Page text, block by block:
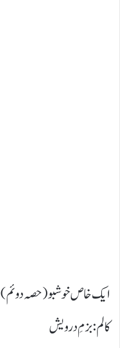
ایک خاص خوشبو ( حصہ دوئم)
کالم : بزمِ درویش